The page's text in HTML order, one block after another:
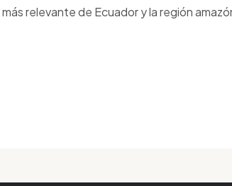
relevante de Ecuador y la región